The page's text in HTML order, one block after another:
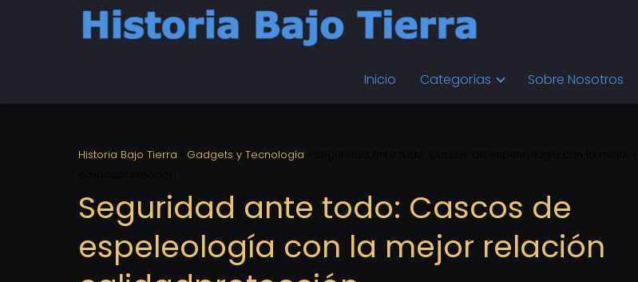
Inicio Categorías Sobre Nosotros
Historia Bajo Tierra Gadgets y Tecnología
Seguridad ante todo: Cascos de
espeleología con la mejor relación